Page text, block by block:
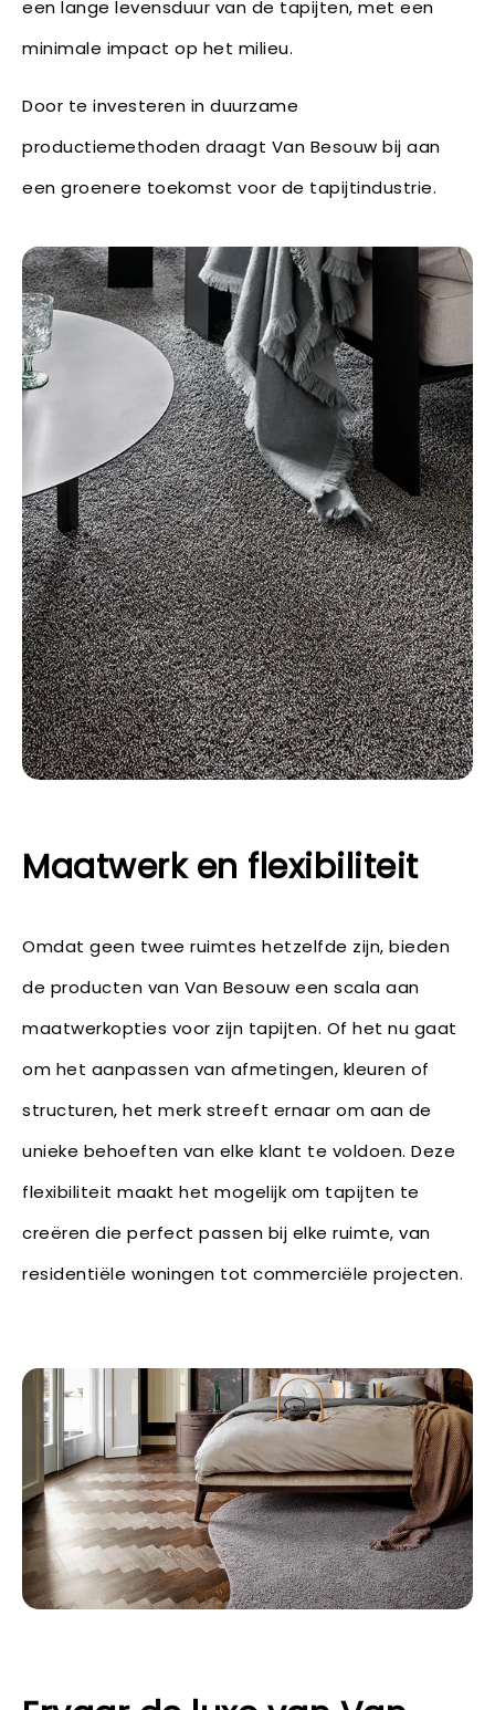
een lange levensduur van de tapijten, met een
minimale impact op het milieu.
Door te investeren in duurzame
productiemethoden draagt Van Besouw bij aan
een groenere toekomst voor de tapijtindustrie.
Maatwerk en flexibiliteit
Omdat geen twee ruimtes hetzelfde zijn, bieden
de producten van Van Besouw een scala aan
maatwerkopties voor zijn tapijten. Of het nu gaat
om het aanpassen van afmetingen, kleuren of
structuren, het merk streeft ernaar om aan de
unieke behoeften van elke klant te voldoen. Deze
flexibiliteit maakt het mogelijk om tapijten te
creëren die perfect passen bij elke ruimte, van
residentiële woningen tot commerciële projecten.